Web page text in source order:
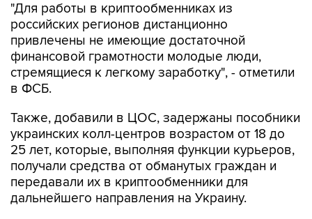
"Для работы в криптообменниках из
российских регионов дистанционно
привлечены не имеющие достаточной
финансовой грамотности молодые люди,
стремящиеся к легкому заработку", - отметили
в ФСБ.
Также, добавили в ЦОС, задержаны пособники
украинских колл-центров возрастом от 18 до
25 лет, которые, выполняя функции курьеров,
получали средства от обманутых граждан и
передавали их в криптообменники для
дальнейшего направления на Украину.